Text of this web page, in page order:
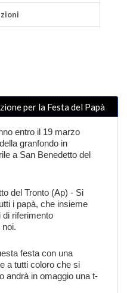
per la Festa del Papà
entro il 19 marzo
granfondo in
a San Benedetto del
del Tronto (Ap) - Si
i papà, che insieme
di riferimento
festa con una
a tutti coloro che si
andrà in omaggio una t-